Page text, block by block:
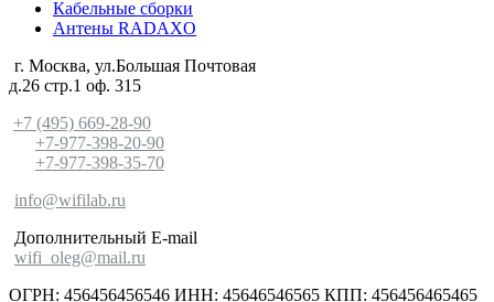
Кабельные сборки
Антены RADAXO
г. Москва, ул.Большая Почтовая
д.26 стр.1 оф. 315
+7 (495) 669-28-90
+7-977-398-20-90
+7-977-398-35-70
info@wifilab.ru
Дополнительный E-mail
wifi_oleg@mail.ru
ОГРН: 456456456546 ИНН: 45646546565 КПП: 456456465465